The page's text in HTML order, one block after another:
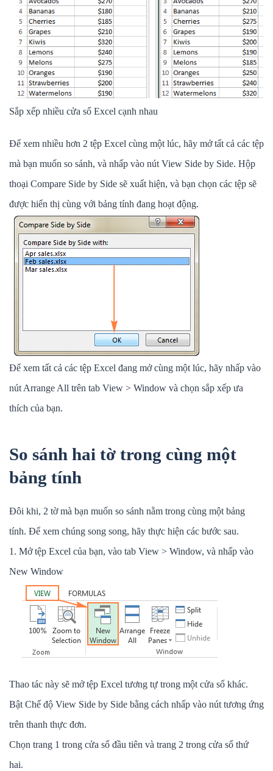
Sắp xếp nhiều cửa sổ Excel cạnh nhau
Để xem nhiều hơn 2 tệp Excel cùng một lúc, hãy mở tất cả các tệp
mà bạn muốn so sánh, và nhấp vào nút View Side by Side. Hộp
thoại Compare Side by Side sẽ xuất hiện, và bạn chọn các tệp sẽ
được hiển thị cùng với bảng tính đang hoạt động.
Để xem tất cả các tệp Excel đang mở cùng một lúc, hãy nhấp vào
nút Arrange All trên tab View > Window và chọn sắp xếp ưa
thích của bạn.
So sánh hai tờ trong cùng một
bảng tính
Đôi khi, 2 tờ mà bạn muốn so sánh nằm trong cùng một bảng
tính. Để xem chúng song song, hãy thực hiện các bước sau.
1. Mở tệp Excel của bạn, vào tab View > Window, và nhấp vào
New Window
Thao tác này sẽ mở tệp Excel tương tự trong một cửa sổ khác.
Bật Chế độ View Side by Side bằng cách nhấp vào nút tương ứng
trên thanh thực đơn.
Chọn trang 1 trong cửa sổ đầu tiên và trang 2 trong cửa sổ thứ
hai.